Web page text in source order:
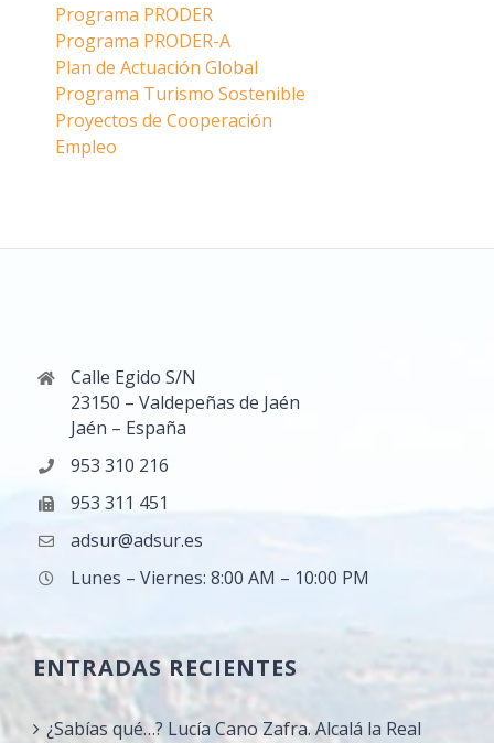
Programa PRODER
Programa PRODER-A
Plan de Actuación Global
Programa Turismo Sostenible
Proyectos de Cooperación
Empleo
Calle Egido S/N
23150 – Valdepeñas de Jaén
Jaén – España
953 310 216
953 311 451
adsur@adsur.es
Lunes – Viernes: 8:00 AM – 10:00 PM
ENTRADAS RECIENTES
¿Sabías qué…? Lucía Cano Zafra. Alcalá la Real